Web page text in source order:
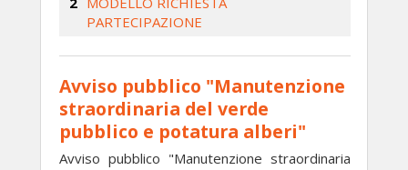
PARTECIPAZIONE
Avviso pubblico "Manutenzione
straordinaria del verde
pubblico e potatura alberi"
Avviso pubblico "Manutenzione straordinaria